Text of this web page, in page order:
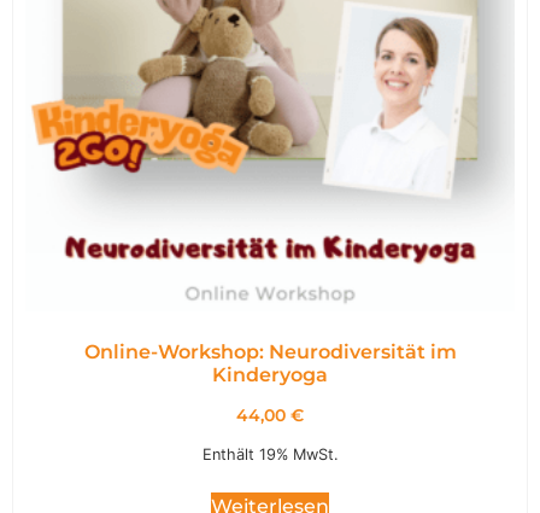
Online-Workshop: Neurodiversität im
Kinderyoga
44,00 €
Enthält 19% MwSt.
Weiterlesen